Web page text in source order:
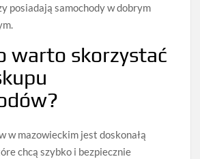
posiadają samochody w dobrym
warto skorzystać
w mazowieckim jest doskonałą
chcą szybko i bezpiecznie